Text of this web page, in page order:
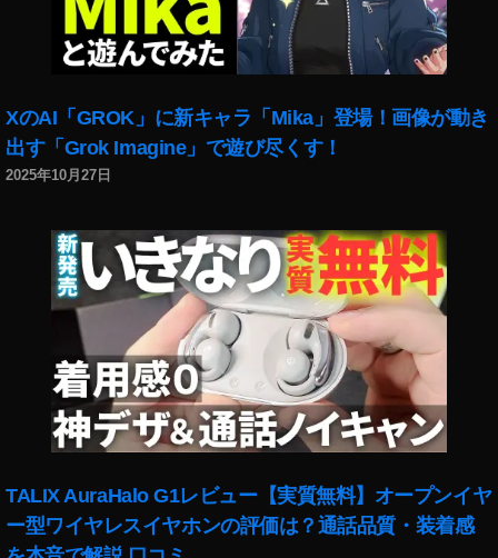
XのAI「GROK」に新キャラ「Mika」登場！画像が動き
出す「Grok Imagine」で遊び尽くす！
2025年10月27日
TALIX AuraHalo G1レビュー【実質無料】オープンイヤ
ー型ワイヤレスイヤホンの評価は？通話品質・装着感